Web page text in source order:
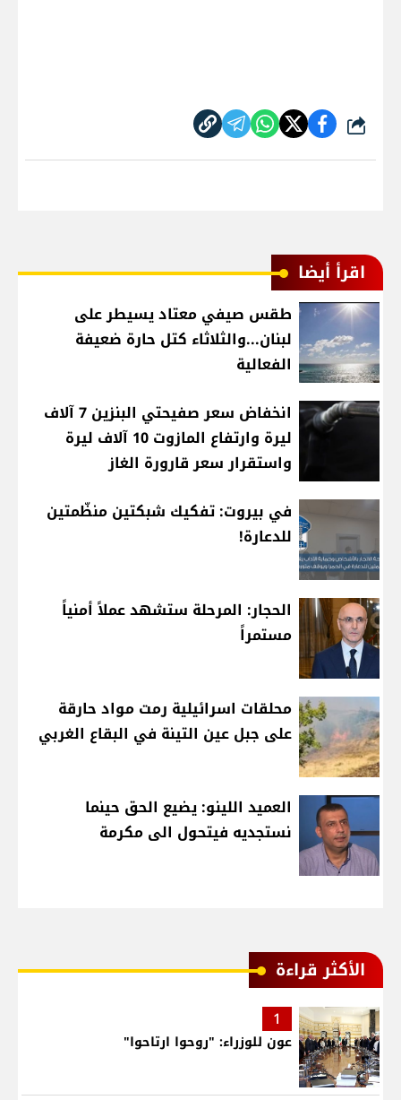
شارك
اقرأ أيضا
طقس صيفي معتاد يسيطر على
لبنان...والثلاثاء كتل حارة ضعيفة
الفعالية
انخفاض سعر صفيحتي البنزين 7 آلاف
ليرة وارتفاع المازوت 10 آلاف ليرة
واستقرار سعر قارورة الغاز
في بيروت: تفكيك شبكتين منظّمتين
للدعارة!
الحجار: المرحلة ستشهد عملاً أمنياً
مستمراً
محلقات اسرائيلية رمت مواد حارقة
على جبل عين التينة في البقاع الغربي
العميد اللينو: يضيع الحق حينما
نستجديه فيتحول الى مكرمة
الأكثر قراءة
1
عون للوزراء: "روحوا ارتاحوا"